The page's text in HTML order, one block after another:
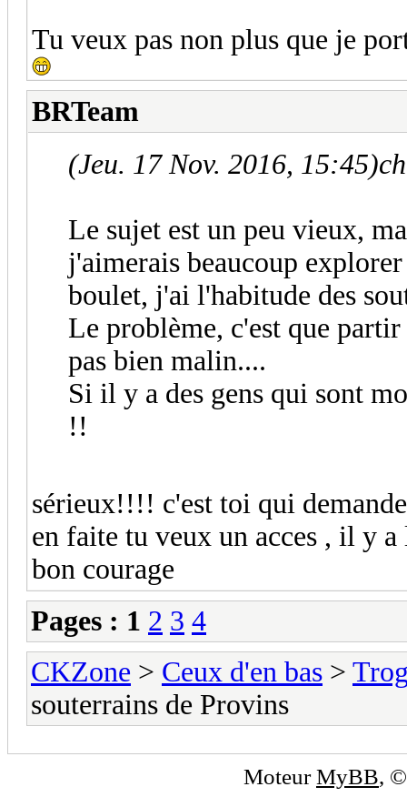
Tu veux pas non plus que je
BRTeam
(Jeu. 17 Nov. 2016, 15:45)
Le sujet est un peu vieux,
j'aimerais beaucoup
boulet, j'ai l'habitude des
Le problème, c'est que
pas bien malin....
Si il y a des gens qui sont
!!
sérieux!!!! c'est toi qui
en faite tu veux un acces , il y
bon courage
Pages : 1 2 3 4
CKZone > Ceux d'en bas >
souterrains de Provins
MoteurMyBB,